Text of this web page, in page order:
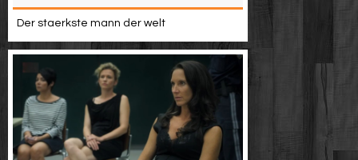
Der staerkste mann der welt